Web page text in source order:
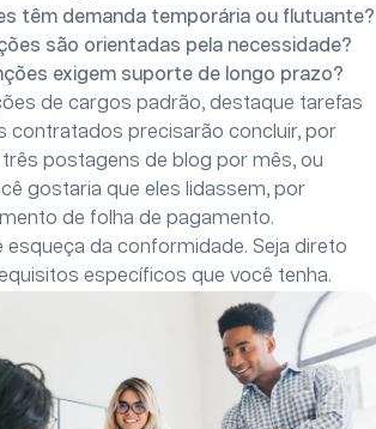
têm demanda temporária ou flutuante?
são orientadas pela necessidade?
exigem suporte de longo prazo?
de cargos padrão, destaque tarefas
contratados precisarão concluir, por
postagens de blog por mês, ou
gostaria que eles lidassem, por
de folha de pagamento.
esqueça da conformidade. Seja direto
específicos que você tenha.